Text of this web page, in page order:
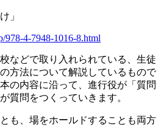
」
978-4-7948-1016-8.html
などで取り入れられている、生徒
方法について解説しているもので
の内容に沿って、進行役が「質問
質問をつくっていきます。
も、場をホールドすることも両方